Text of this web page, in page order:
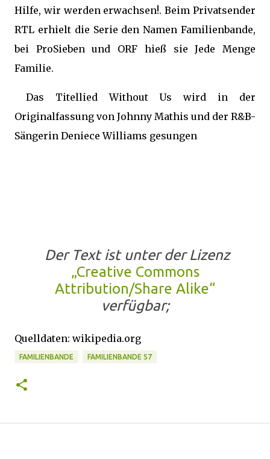
Hilfe, wir werden erwachsen!. Beim Privatsender
RTL erhielt die Serie den Namen Familienbande,
bei ProSieben und ORF hieß sie Jede Menge
Familie.
Das Titellied Without Us wird in der
Originalfassung von Johnny Mathis und der R&B-
Sängerin Deniece Williams gesungen
Der Text ist unter der Lizenz
„Creative Commons
Attribution/Share Alike“
verfügbar;
Quelldaten: wikipedia.org
FAMILIENBANDE FAMILIENBANDE S7